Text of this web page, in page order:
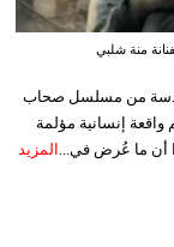
منة شلبي
من مسلسل صحاب
واقعة إنسانية مؤلمة
أن ما عُرض في... المزيد